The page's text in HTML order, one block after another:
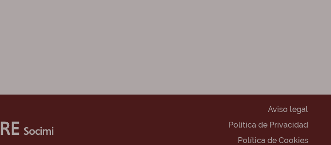
Aviso legal
Política de Privacidad
Política de Cookies